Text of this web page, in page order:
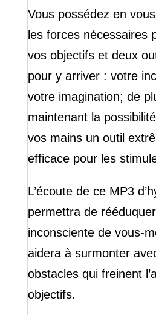
Vous possédez en
les forces nécessaires
vos objectifs et deux
pour y arriver : votre
votre imagination; de
maintenant la
vos mains un outil
efficace pour les
L’écoute de ce MP3
permettra de
inconsciente de vous-
aidera à surmonter
obstacles qui freinent
objectifs.